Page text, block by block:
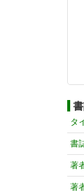
タ
書
著
著